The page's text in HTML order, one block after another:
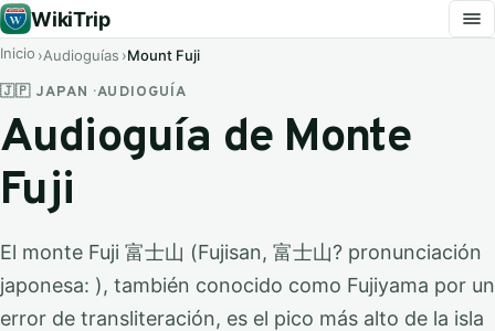
WikiTrip
Inicio Audioguías Mount Fuji
🇯🇵 JAPAN · AUDIOGUÍA
Audioguía de Monte
Fuji
El monte Fuji 富士山 (Fujisan, 富士山? pronunciación
japonesa: ),​ también conocido como Fujiyama por un
error de transliteración,​ es el pico más alto de la isla